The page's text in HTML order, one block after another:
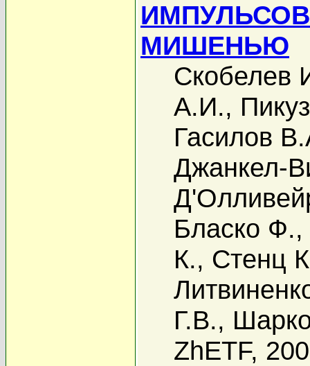
МИШЕНЬЮ
Скобелев
А.И.,
Гасилов
Джанкел-
Бласко Ф.,
К., Стенц
Г.В.,
ZhETF,